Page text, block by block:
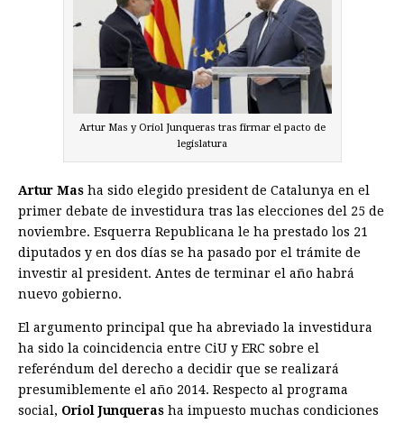
Artur Mas y Oriol Junqueras tras firmar el pacto de
legislatura
Artur Mas ha sido elegido president de Catalunya en el
primer debate de investidura tras las elecciones del 25 de
noviembre. Esquerra Republicana le ha prestado los 21
diputados y en dos días se ha pasado por el trámite de
investir al president. Antes de terminar el año habrá
nuevo gobierno.
El argumento principal que ha abreviado la investidura
ha sido la coincidencia entre CiU y ERC sobre el
referéndum del derecho a decidir que se realizará
presumiblemente el año 2014. Respecto al programa
social, Oriol Junqueras ha impuesto muchas condiciones